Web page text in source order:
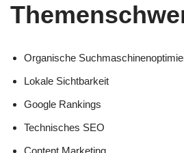
Organische
Lokale Sichtbarkeit
Google Rankings
Technisches SEO
Content Marketing